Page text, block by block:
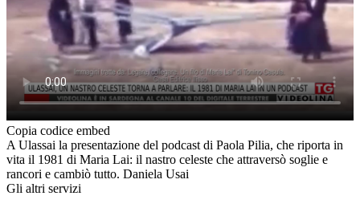
Copia codice embed
A Ulassai la presentazione del podcast di Paola Pilia, che riporta in
vita il 1981 di Maria Lai: il nastro celeste che attraversò soglie e
rancori e cambiò tutto. Daniela Usai
Gli altri servizi